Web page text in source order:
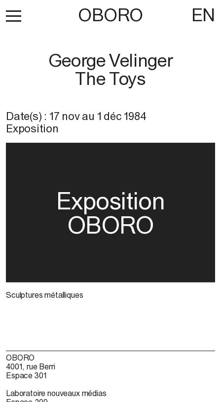
OBORO EN
George Velinger
The Toys
Date(s) : 17 novau 1 déc 1984
Exposition
Exposition
OBORO
Sculptures métalliques
OBORO
4001, rue Berri
Espace 301
Laboratoire nouveaux médias